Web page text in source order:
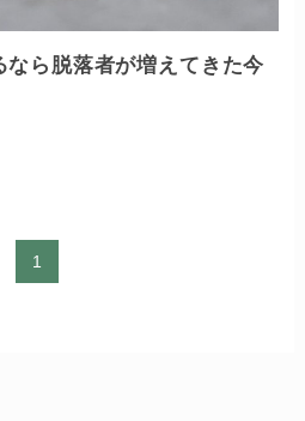
なら脱落者が増えてきた今
1